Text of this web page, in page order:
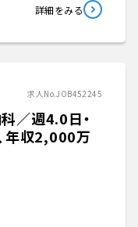
詳細をみる
求人No.JOB452245
／週4.0日・
年収2,000万